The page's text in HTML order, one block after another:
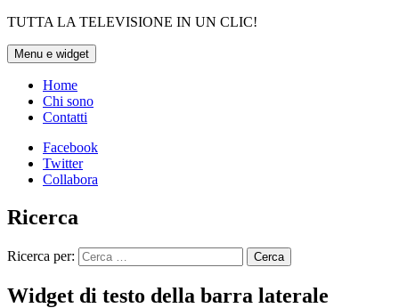
TUTTA LA TELEVISIONE IN UN CLIC!
Menu e widget
Home
Chi sono
Contatti
Facebook
Twitter
Collabora
Ricerca
Ricerca per:
Widget di testo della barra laterale